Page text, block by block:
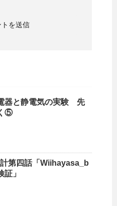
器と静電気の実験 先
⑤
第四話「Wiihayasa_b
証」